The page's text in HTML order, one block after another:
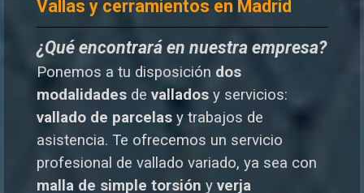
Vallas y cerramientos en Madrid
¿Qué encontrará en nuestra empresa?
Ponemos a tu disposición dos
modalidades de vallados y servicios:
vallado de parcelas y trabajos de
asistencia. Te ofrecemos un servicio
profesional de vallado variado, ya sea con
malla de simple torsión y verja